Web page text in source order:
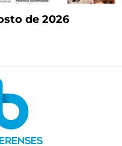
de 2026